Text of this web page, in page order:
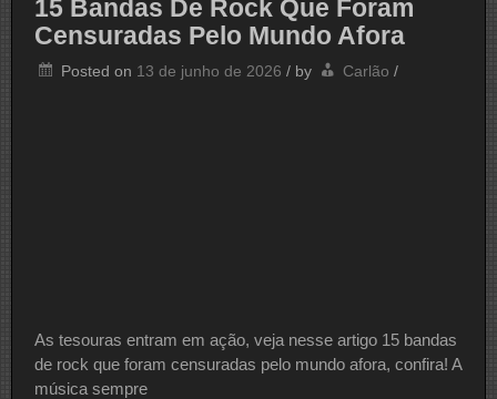
15 Bandas De Rock Que Foram
Censuradas Pelo Mundo Afora
Posted on 13 de junho de 2026 / by Carlão /
As tesouras entram em ação, veja nesse artigo 15 bandas
de rock que foram censuradas pelo mundo afora, confira! A
música sempre